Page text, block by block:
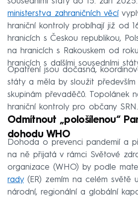
ministerstva zahraničních věcí
hraniční kontroly probíhají již od
hranicích s Českou republikou,
na hranicích s Rakouskem od
hranicích s dalšími sousedními
Opatření jsou dočasná,
státy a měla by sloužit
skupinám převaděčů. Topolánek
hraniční kontroly pro občany SRN.
Odmítnout „pološílenou“
dohodu WHO
Dohoda o prevenci pandemií a
na ně přijatá v rámci Světové
organizace (WHO) by podle
rady(ER) zemím na celém světě
národní, regionální a globální